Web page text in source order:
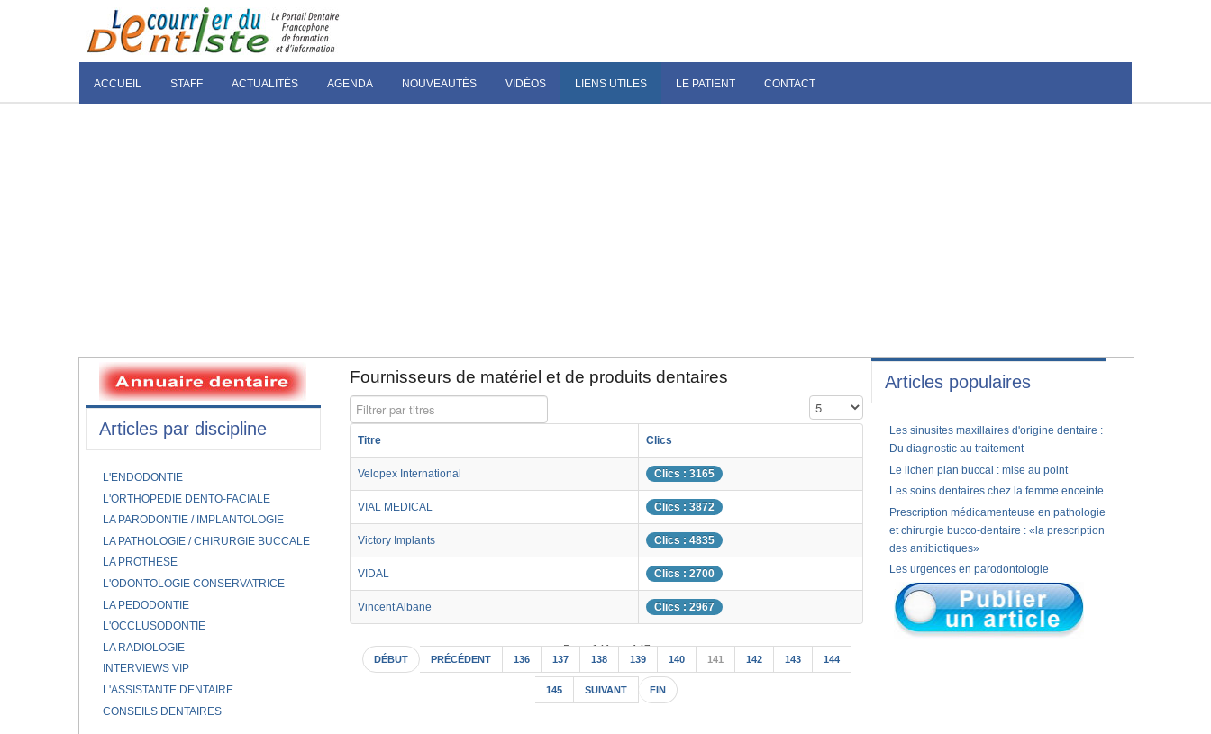
ACCUEIL STAFF ACTUALITÉS AGENDA NOUVEAUTÉS VIDÉOS LIENS UTILES LE PATIENT CONTACT
Fournisseurs de matériel et de produits dentaires
Filtrer par titres Affichage #
Titre Clics
Velopex International Clics : 3165
VIAL MEDICAL Clics : 3872
Victory Implants Clics : 4835
VIDAL Clics : 2700
Vincent Albane Clics : 2967
Page 141 sur 147
DÉBUT PRÉCÉDENT 136 137 138 139 140 141 142 143 144
145 SUIVANT FIN
Articles par discipline
L'ENDODONTIE
L'ORTHOPEDIE DENTO-FACIALE
LA PARODONTIE / IMPLANTOLOGIE
LA PATHOLOGIE / CHIRURGIE BUCCALE
LA PROTHESE
L'ODONTOLOGIE CONSERVATRICE
LA PEDODONTIE
L'OCCLUSODONTIE
LA RADIOLOGIE
INTERVIEWS VIP
L'ASSISTANTE DENTAIRE
CONSEILS DENTAIRES
Articles populaires
Les sinusites maxillaires d'origine dentaire :
Du diagnostic au traitement
Le lichen plan buccal : mise au point
Les soins dentaires chez la femme enceinte
Prescription médicamenteuse en pathologie
et chirurgie bucco-dentaire : «la prescription
des antibiotiques»
Les urgences en parodontologie